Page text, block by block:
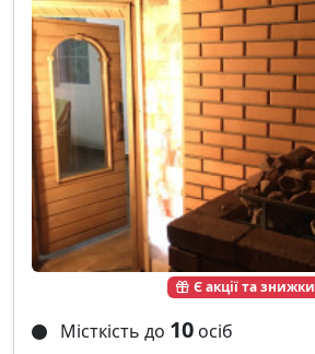
Є акції та знижки
Місткість до 10 осіб